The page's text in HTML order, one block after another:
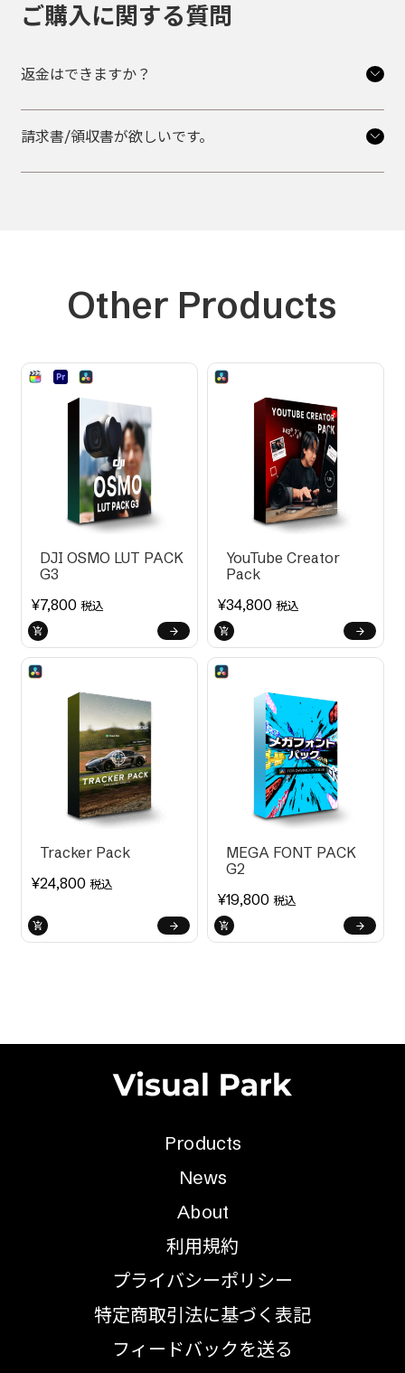
ご購入に関する質問
返金はできますか？
請求書/領収書が欲しいです。
Other Products
DJI OSMO LUT PACK
G3
¥7,800 税込
YouTube Creator
Pack
¥34,800 税込
Tracker Pack
¥24,800 税込
MEGA FONT PACK
G2
¥19,800 税込
Products
News
About
利用規約
プライバシーポリシー
特定商取引法に基づく表記
フィードバックを送る